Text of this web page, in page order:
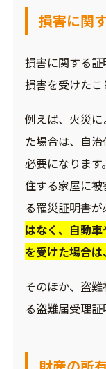
損害に関
損害に関する
損害を受けたこ
例えば、火災
た場合は、自
必要になりま
住する家屋に
る罹災証明書
はなく、自動
を受けた場合
そのほか、盗
る盗難届受理証